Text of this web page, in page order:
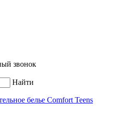
звонок
Найти
белье Comfort Teens